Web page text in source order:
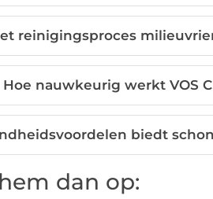
reinigingsproces
Hoe nauwkeurig werkt VOS
biedt
dan op: